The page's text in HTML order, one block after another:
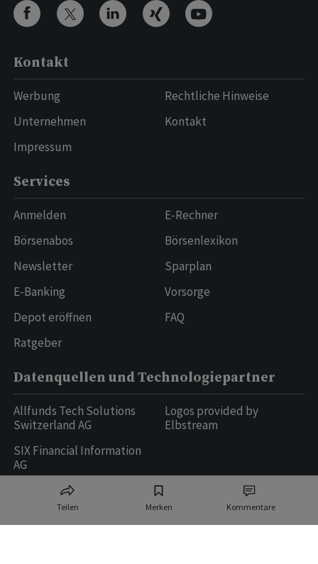
Teilen Merken Kommentare
Kontakt
Werbung
Unternehmen
Impressum
Rechtliche Hinweise
Kontakt
Services
Anmelden
Börsenabos
Newsletter
E-Banking
Depot eröffnen
Ratgeber
E-Rechner
Börsenlexikon
Sparplan
Vorsorge
FAQ
Datenquellen und Technologiepartner
Allfunds Tech Solutions
Switzerland AG
SIX Financial Information
AG
Logos provided by
Elbstream